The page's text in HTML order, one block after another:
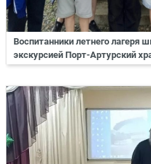
Воспитанники летнего лагеря
экскурсией Порт-Артурский